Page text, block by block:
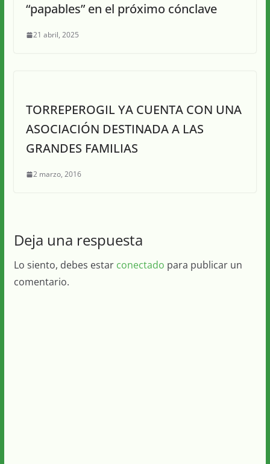
“papables” en el próximo cónclave
21 abril, 2025
TORREPEROGIL YA CUENTA CON UNA
ASOCIACIÓN DESTINADA A LAS
GRANDES FAMILIAS
2 marzo, 2016
Deja una respuesta
Lo siento, debes estar conectado para publicar un
comentario.